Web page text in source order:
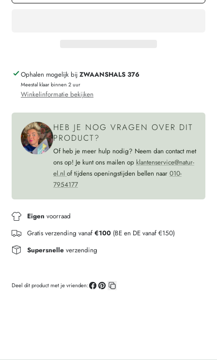
HOCOSA
zijde
v-
BORDEAUX
voor
wol
zijde
dames
BORDEAUX
Ophalen mogelijk bij ZWAANSHALS 376
Meestal klaar binnen 2 uur
Winkelinformatie bekijken
HEB JE NOG VRAGEN OVER DIT
PRODUCT?
Of heb je meer hulp nodig? Neem dan contact met
ons op! Je kunt ons mailen op klantenservice@natur-
el.nl of tijdens openingstijden bellen naar 010-
7954177
Eigen voorraad
Gratis verzending vanaf €100 (BE en DE vanaf €150)
Supersnelleverzending
Deel dit product met je vrienden: